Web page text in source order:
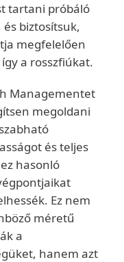
tartani próbáló
és biztosítsuk,
megfelelően
a rosszfiúkat.
Managementet
megoldani
és teljes
hasonló
Ez nem
méretű
a
hanem azt